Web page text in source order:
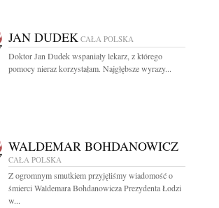
JAN DUDEK CAŁA POLSKA
Doktor Jan Dudek wspaniały lekarz, z którego
pomocy nieraz korzystałam. Najgłębsze wyrazy...
WALDEMAR BOHDANOWICZ
CAŁA POLSKA
Z ogromnym smutkiem przyjęliśmy wiadomość o
śmierci Waldemara Bohdanowicza Prezydenta Łodzi
w...